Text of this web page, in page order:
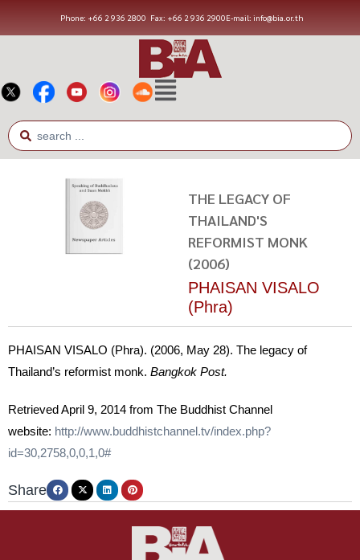
Phone: +66 2 936 2800 Fax: +66 2 936 2900E-mail: info@bia.or.th
THE LEGACY OF
THAILAND'S
REFORMIST MONK
(2006)
PHAISAN VISALO
(Phra)
PHAISAN VISALO (Phra). (2006, May 28). The legacy of
Thailand’s reformist monk. Bangkok Post.
Retrieved April 9, 2014 from The Buddhist Channel
website: http://www.buddhistchannel.tv/index.php?
id=30,2758,0,0,1,0#
Share